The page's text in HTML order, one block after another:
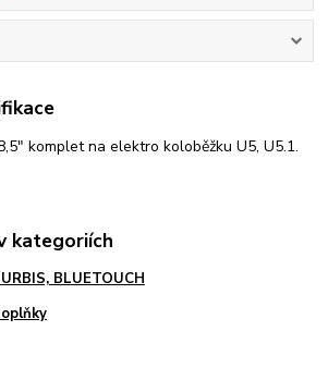
komplet na elektro koloběžku U5, U5.1.
kategoriích
BLUETOUCH